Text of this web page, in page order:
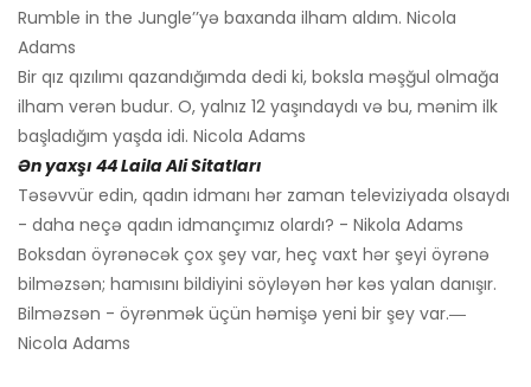
Rumble in the Jungle’’yə baxanda ilham aldım. Nicola
Adams
Bir qız qızılımı qazandığımda dedi ki, boksla məşğul olmağa
ilham verən budur. O, yalnız 12 yaşındaydı və bu, mənim ilk
başladığım yaşda idi. Nicola Adams
Ən yaxşı 44 Laila Ali Sitatları
Təsəvvür edin, qadın idmanı hər zaman televiziyada olsaydı
- daha neçə qadın idmançımız olardı? - Nikola Adams
Boksdan öyrənəcək çox şey var, heç vaxt hər şeyi öyrənə
bilməzsən; hamısını bildiyini söyləyən hər kəs yalan danışır.
Bilməzsən - öyrənmək üçün həmişə yeni bir şey var.―
Nicola Adams